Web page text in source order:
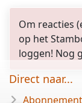
Om reacties
op het
loggen! Nog
Direct naar...
Abonnement